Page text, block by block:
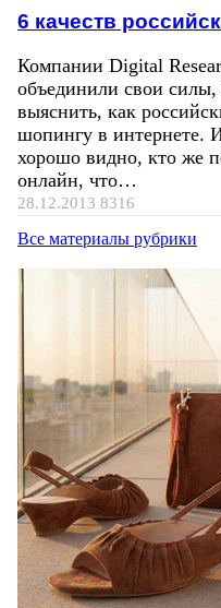
6 качеств
Компании Digital
объединили свои
выяснить, как
шопингу в интернете.
хорошо видно, кто же
онлайн, что…
28.12.2013 8316
Все материалы рубрики